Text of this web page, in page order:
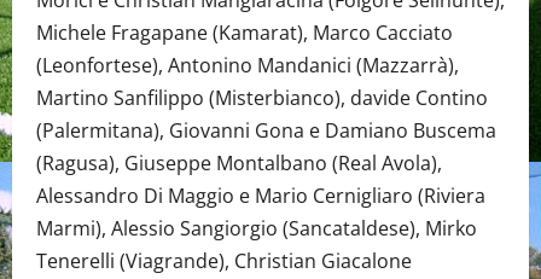
Michele Fragapane (Kamarat), Marco Cacciato
(Leonfortese), Antonino Mandanici (Mazzarrà),
Martino Sanfilippo (Misterbianco), davide Contino
(Palermitana), Giovanni Gona e Damiano Buscema
(Ragusa), Giuseppe Montalbano (Real Avola),
Alessandro Di Maggio e Mario Cernigliaro (Riviera
Marmi), Alessio Sangiorgio (Sancataldese), Mirko
Tenerelli (Viagrande), Christian Giacalone